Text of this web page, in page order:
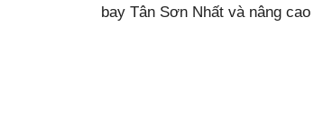
bay Tân Sơn Nhất và nâng